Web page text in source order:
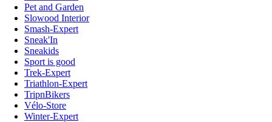
Pet and Garden
Slowood Interior
Smash-Expert
Sneak'In
Sneakids
Sport is good
Trek-Expert
Triathlon-Expert
TripnBikers
Vélo-Store
Winter-Expert